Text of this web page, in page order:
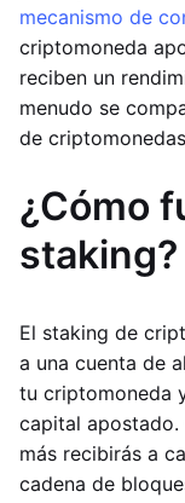
mecanismo de
criptomoneda
reciben un
menudo se
de
¿Cómo
staking?
El staking de
a una cuenta de
tu criptomoneda
capital apostado.
más recibirás a
cadena de